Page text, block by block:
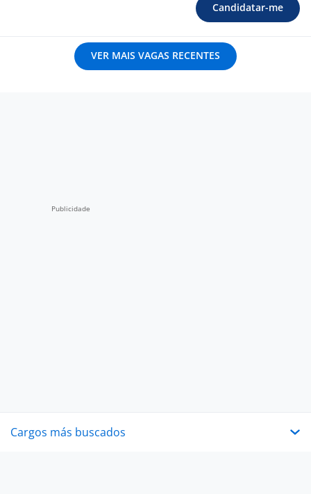
Candidatar-me
VER MAIS VAGAS RECENTES
Cargos más buscados